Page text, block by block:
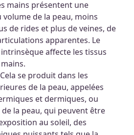
mains présentent une
de la peau, moins
de rides et plus de veines, de
apparentes. Le
affecte les tissus
Cela se produit dans les
de la peau, appelées
et dermiques, ou
la peau, qui peuvent être
au soleil, des